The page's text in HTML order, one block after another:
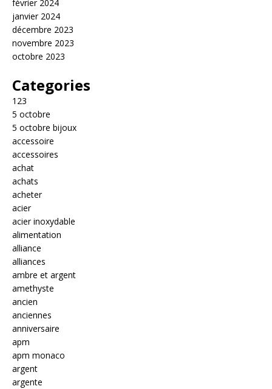
février 2024
janvier 2024
décembre 2023
novembre 2023
octobre 2023
Categories
123
5 octobre
5 octobre bijoux
accessoire
accessoires
achat
achats
acheter
acier
acier inoxydable
alimentation
alliance
alliances
ambre et argent
amethyste
ancien
anciennes
anniversaire
apm
apm monaco
argent
argente